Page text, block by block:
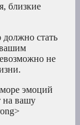
близкие
стать
не
эмоций
на вашу